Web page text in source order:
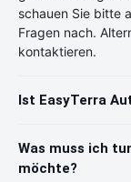
schauen Sie bitte
Fragen nach.
kontaktieren.
Ist EasyTerra
Was muss ich
möchte?